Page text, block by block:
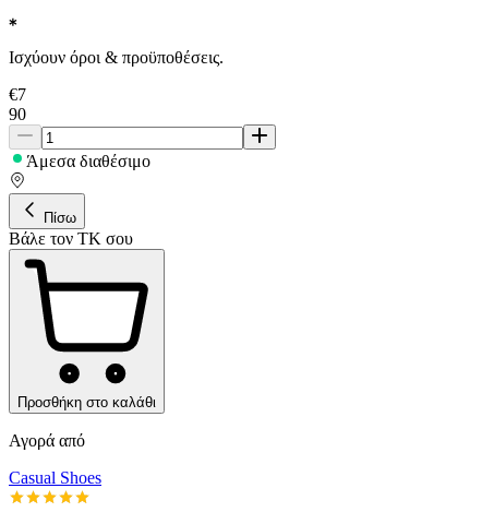
Ισχύουν όροι & προϋποθέσεις.
€7
90
Άμεσα διαθέσιμο
Πίσω
Βάλε τον ΤΚ σου
Προσθήκη στο καλάθι
Αγορά από
Casual Shoes